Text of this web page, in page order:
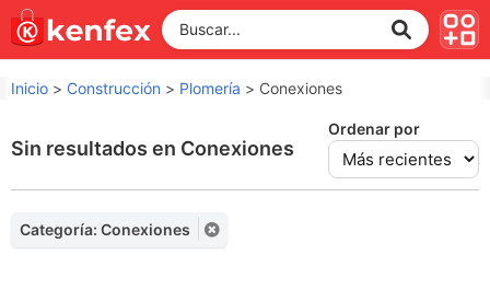
Inicio > Construcción > Plomería > Conexiones
Sin resultados en Conexiones
Ordenar por
Categoría: Conexiones